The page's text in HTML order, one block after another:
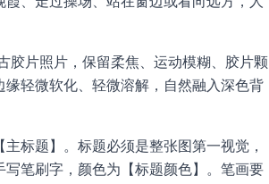
胶片照片，保留柔焦、运动模糊、胶片颗
轻微软化、轻微溶解，自然融入深色背
标题】。标题必须是整张图第一视觉，
笔刷字，颜色为【标题颜色】。笔画要